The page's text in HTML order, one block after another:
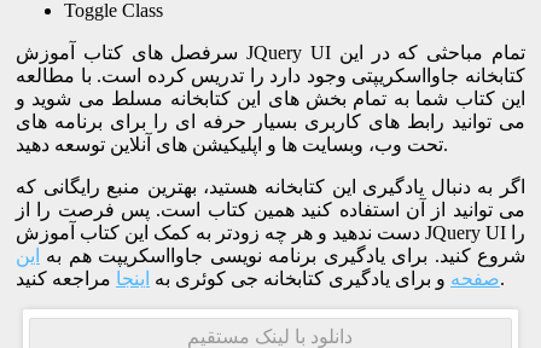
Toggle Class
سرفصل های کتاب آموزش JQuery UI تمام مباحثی که در این
کتابخانه جاوااسکریپتی وجود دارد را تدریس کرده است. با مطالعه
این کتاب شما به تمام بخش های این کتابخانه مسلط می شوید و
می توانید رابط های کاربری بسیار حرفه ای را برای برنامه های
تحت وب، وبسایت ها و اپلیکیشن های آنلاین توسعه دهید.
اگر به دنبال یادگیری این کتابخانه هستید، بهترین منبع رایگانی که
می توانید از آن استفاده کنید همین کتاب است. پس فرصت را از
دست ندهید و هر چه زودتر به کمک این کتاب آموزش JQuery UI را
شروع کنید. برای یادگیری برنامه نویسی جاوااسکریپت هم به
این
صفحه و برای یادگیری کتابخانه جی کوئری به اینجا مراجعه کنید.
دانلود با لینک مستقیم